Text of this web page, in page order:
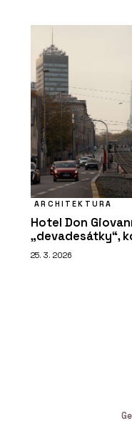
ARCHITEKTURA
Hotel Don
„devadesátky“,
25. 3. 2026